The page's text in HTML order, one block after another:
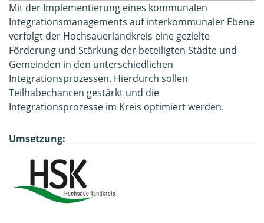
Mit der Implementierung eines kommunalen
Integrationsmanagements auf interkommunaler Ebene
verfolgt der Hochsauerlandkreis eine gezielte
Förderung und Stärkung der beteiligten Städte und
Gemeinden in den unterschiedlichen
Integrationsprozessen. Hierdurch sollen
Teilhabechancen gestärkt und die
Integrationsprozesse im Kreis optimiert werden.
Umsetzung: